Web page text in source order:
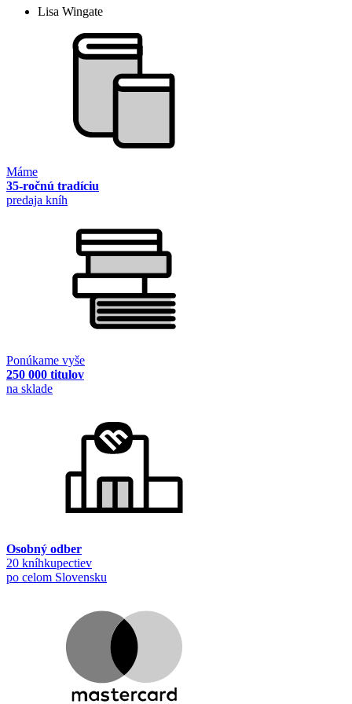
Lisa Wingate
Máme
35-ročnú tradíciu
predaja kníh
Ponúkame vyše
250 000 titulov
na sklade
Osobný odber
20 kníhkupectiev
po celom Slovensku